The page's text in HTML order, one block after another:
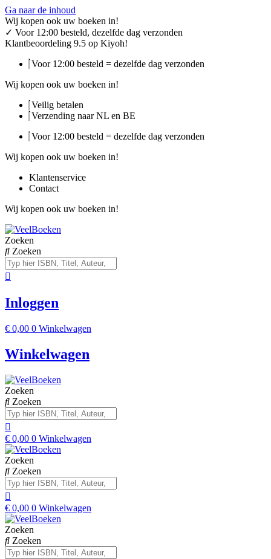
Ga naar de inhoud
Wij kopen ook uw boeken in!
✓ Voor 12:00 besteld, dezelfde dag verzonden
Klantbeoordeling 9.5 op Kiyoh!
Voor 12:00 besteld = dezelfde dag verzonden
Wij kopen ook uw boeken in!
Veilig betalen
Verzending naar NL en BE
Voor 12:00 besteld = dezelfde dag verzonden
Wij kopen ook uw boeken in!
Klantenservice
Contact
Wij kopen ook uw boeken in!
Zoeken
Zoeken
Inloggen
€ 0,00 0 Winkelwagen
Winkelwagen
Zoeken
Zoeken
€ 0,00 0 Winkelwagen
Zoeken
Zoeken
€ 0,00 0 Winkelwagen
Zoeken
Zoeken